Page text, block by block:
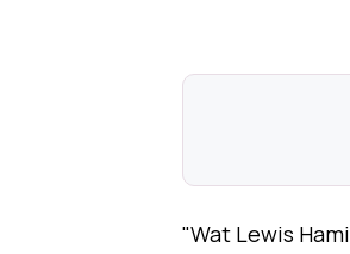
"Wat Lewis